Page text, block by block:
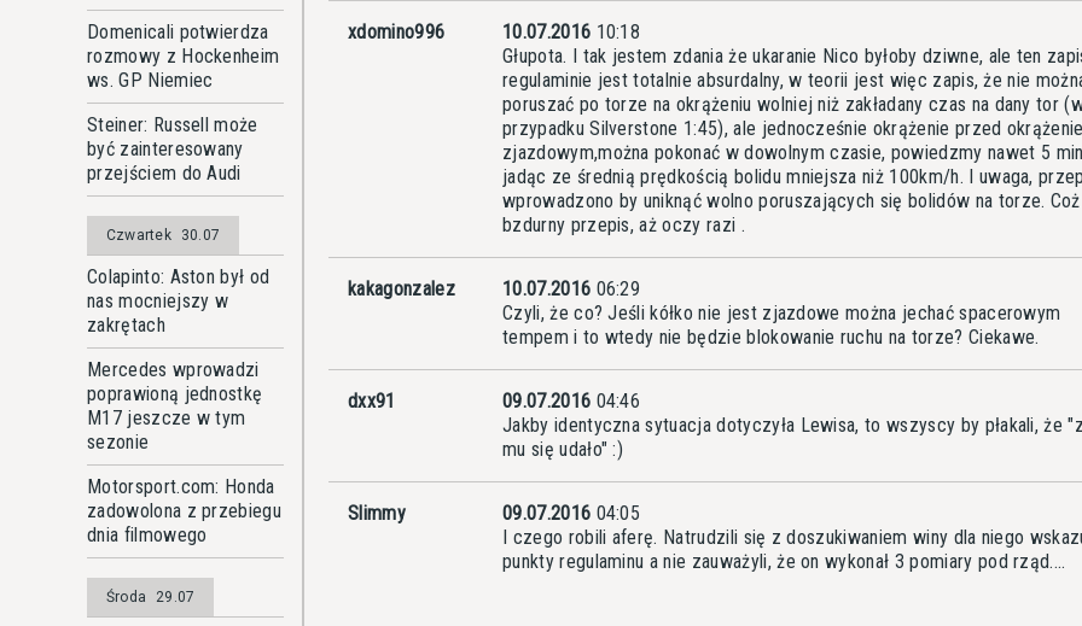
Domenicali potwierdza
rozmowy z Hockenheim
ws. GP Niemiec
Steiner: Russell może
być zainteresowany
przejściem do Audi
Czwartek 30.07
Colapinto: Aston był od
nas mocniejszy w
zakrętach
Mercedes wprowadzi
poprawioną jednostkę
M17 jeszcze w tym
sezonie
Motorsport.com: Honda
zadowolona z przebiegu
dnia filmowego
Środa 29.07
xdomino996 10.07.2016 10:18
Głupota. I tak jestem zdania że ukaranie Nico byłoby dziwne, ale ten
regulaminie jest totalnie absurdalny, w teorii jest więc zapis, że nie
poruszać po torze na okrążeniu wolniej niż zakładany czas na dany tor
przypadku Silverstone 1:45), ale jednocześnie okrążenie przed
zjazdowym,można pokonać w dowolnym czasie, powiedzmy nawet 5
jadąc ze średnią prędkością bolidu mniejsza niż 100km/h. I uwaga,
wprowadzono by uniknąć wolno poruszających się bolidów na torze.
bzdurny przepis, aż oczy razi .
kakagonzalez 10.07.2016 06:29
Czyli, że co? Jeśli kółko nie jest zjazdowe można jechać spacerowym
tempem i to wtedy nie będzie blokowanie ruchu na torze? Ciekawe.
dxx91 09.07.2016 04:46
Jakby identyczna sytuacja dotyczyła Lewisa, to wszyscy by płakali, że
mu się udało" :)
Slimmy 09.07.2016 04:05
I czego robili aferę. Natrudzili się z doszukiwaniem winy dla niego
punkty regulaminu a nie zauważyli, że on wykonał 3 pomiary pod rząd....